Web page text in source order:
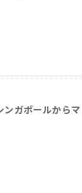
ンガポールから